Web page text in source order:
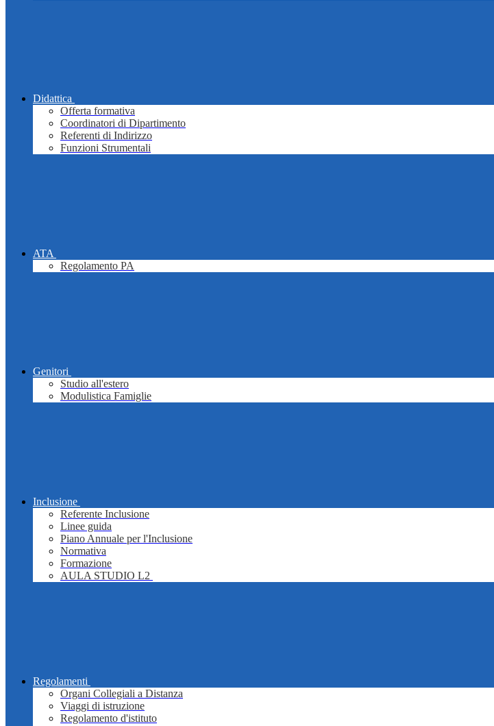
Didattica
Offerta formativa
Coordinatori di Dipartimento
Referenti di Indirizzo
Funzioni Strumentali
ATA
Regolamento PA
Genitori
Studio all'estero
Modulistica Famiglie
Inclusione
Referente Inclusione
Linee guida
Piano Annuale per l'Inclusione
Normativa
Formazione
AULA STUDIO L2
Regolamenti
Organi Collegiali a Distanza
Viaggi di istruzione
Regolamento d'istituto